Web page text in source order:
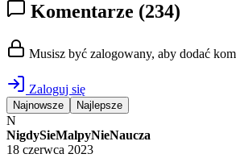
Komentarze (234)
Musisz być zalogowany, aby dodać
Zaloguj się
Najnowsze Najlepsze
N
NigdySieMalpyNieNaucza
18 czerwca 2023